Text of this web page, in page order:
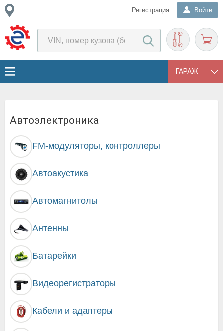
Регистрация Войти
ГАРАЖ
Автоэлектроника
FM-модуляторы, контроллеры
Автоакустика
Автомагнитолы
Антенны
Батарейки
Видеорегистраторы
Кабели и адаптеры